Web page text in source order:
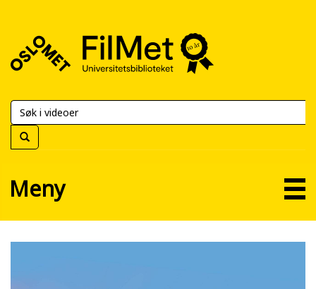
FilMet
Universitetsbiblioteket
Meny